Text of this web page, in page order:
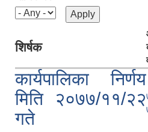
शिर्षक
कार्यपालिका निर्णय
मिति २०७७/११/२२
गते